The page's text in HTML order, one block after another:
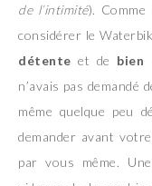
de l’intimité).
considérer le
détente et de bien
n’avais pas demandé
même quelque peu
demander avant
par vous même.